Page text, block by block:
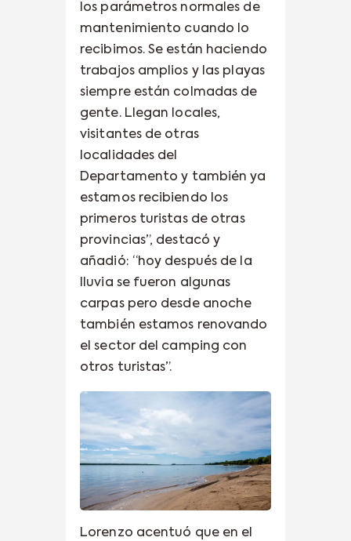
los parámetros normales de
mantenimiento cuando lo
recibimos. Se están haciendo
trabajos amplios y las playas
siempre están colmadas de
gente. Llegan locales,
visitantes de otras
localidades del
Departamento y también ya
estamos recibiendo los
primeros turistas de otras
provincias”, destacó y
añadió: “hoy después de la
lluvia se fueron algunas
carpas pero desde anoche
también estamos renovando
el sector del camping con
otros turistas”.
Lorenzo acentuó que en el